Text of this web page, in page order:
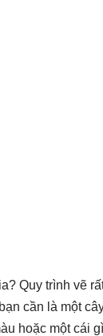
Quy trình vẽ
cần là một
hoặc một cái